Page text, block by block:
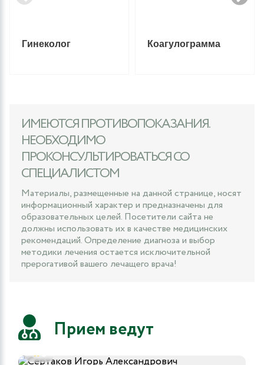
Гинеколог Коагулограмма
ИМЕЮТСЯ ПРОТИВОПОКАЗАНИЯ.
НЕОБХОДИМО
ПРОКОНСУЛЬТИРОВАТЬСЯ СО
СПЕЦИАЛИСТОМ
Материалы, размещенные на данной странице, носят
информационный характер и предназначены для
образовательных целей. Посетители сайта не
должны использовать их в качестве медицинских
рекомендаций. Определение диагноза и выбор
методики лечения остается исключительной
прерогативой вашего лечащего врача!
Прием ведут
5